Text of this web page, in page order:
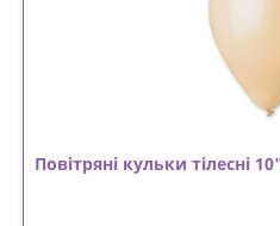
Повітряні кульки тілесні